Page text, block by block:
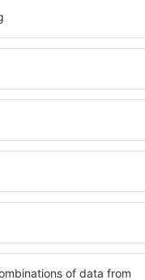
Die Unterkünfte in
vielen Objekten für
Gruppen. Die
Pensionen
sich im Zentrum von
Nähe zu
Geschäften, Service-
Sie an
breites Angebot für
was Sie während
Die
Einrichtungen für
für Reisende